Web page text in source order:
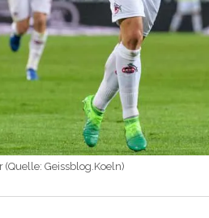
Geissblog.Koeln)